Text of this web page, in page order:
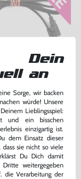
für Controller /
bisher 5,99 €
2,39 €
Warenkorb
Dein
an
Sorge, wir backen
würde! Unsere
Lieblingsspiel:
und ein bisschen
einzigartig ist.
dem Einsatz dieser
sie nicht so viele
Du Dich damit
weitergegeben
die Verarbeitung der